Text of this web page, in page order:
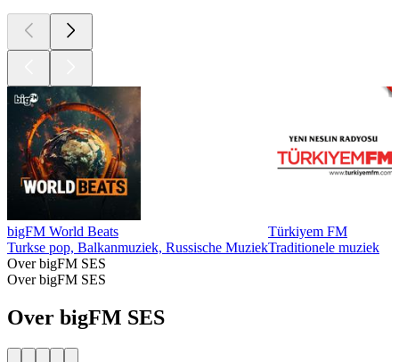
bigFM World Beats
Turkse pop, Balkanmuziek, Russische Muziek
Türkiyem FM
Traditionele muziek
Over bigFM SES
Over bigFM SES
Over bigFM SES